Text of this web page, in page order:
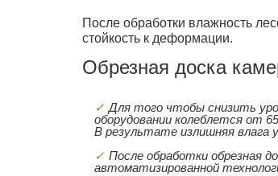
После обработки влажность
стойкость к деформации.
Обрезная доска
Для того чтобы снизить
оборудовании колеблется от
В результате излишняя влага
После обработки обрезная
автоматизированной